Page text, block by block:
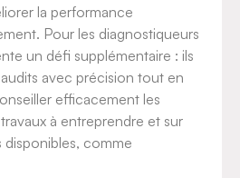
la performance
Pour les diagnostiqueurs
un défi supplémentaire : ils
avec précision tout en
efficacement les
à entreprendre et sur
disponibles, comme